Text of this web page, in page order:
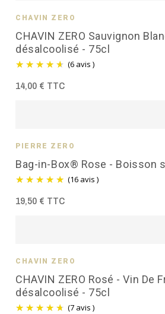
CHAVIN ZERO Sauvignon
désalcoolisé - 75cl
(6 avis )
CHAVIN ZÉRO
14,00 € TTC
Bag-in-Box® Rose - Boisson
(16 avis )
PIERRE ZÉRO
19,50 € TTC
CHAVIN ZERO Rosé - Vin De
désalcoolisé - 75cl
(7 avis )
CHAVIN ZÉRO